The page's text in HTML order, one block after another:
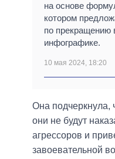
на основе
котором
по прекращению
инфографике.
10 мая 2024, 18:20
Она подчеркнула,
они не будут
агрессоров и
завоевательной